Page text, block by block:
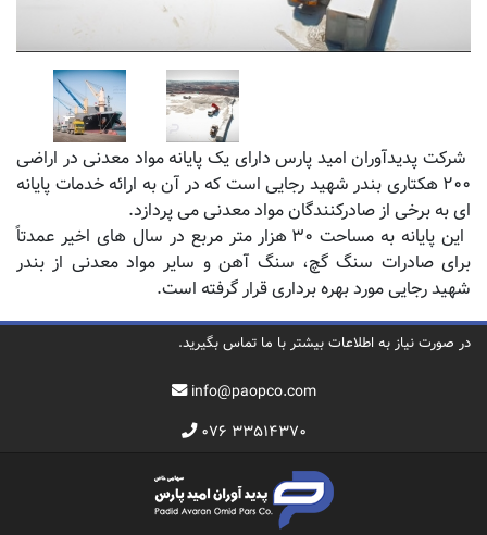
شرکت پدیدآوران امید پارس دارای یک پایانه مواد معدنی در اراضی
۲۰۰ هکتاری بندر شهید رجایی است که در آن به ارائه خدمات پایانه
ای به برخی از صادرکنندگان مواد معدنی می پردازد.
این پایانه به مساحت ۳۰ هزار متر مربع در سال های اخیر عمدتاً
برای صادرات سنگ گچ، سنگ آهن و سایر مواد معدنی از بندر
شهید رجایی مورد بهره برداری قرار گرفته است.
در صورت نیاز به اطلاعات بیشتر با ما تماس بگیرید.
info@paopco.com
۰۷۶ ۳۳۵۱۴۳۷۰